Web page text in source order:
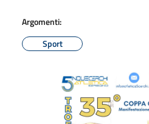
Argomenti:
Sport